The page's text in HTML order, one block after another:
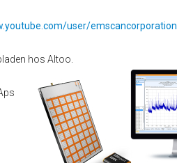
user/emscancorporation
hos Altoo.